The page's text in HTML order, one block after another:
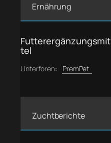
Ernährung
Futterergänzungsmit
tel
Unterforen: PremPet
Zuchtberichte